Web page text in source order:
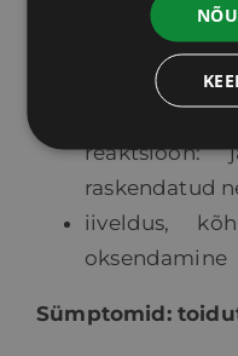
lööve,
valu rinnus
reaktsioon:
raskendatud
iiveldus,
oksendamine
Sümptomid: